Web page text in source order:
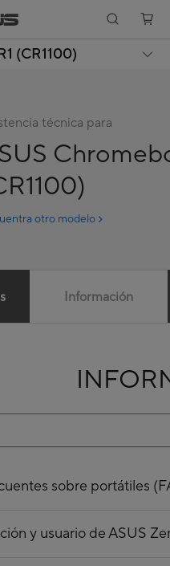
(CR1100)
técnica para
otro modelo
Información
sobre portátiles
y usuario de ASUS